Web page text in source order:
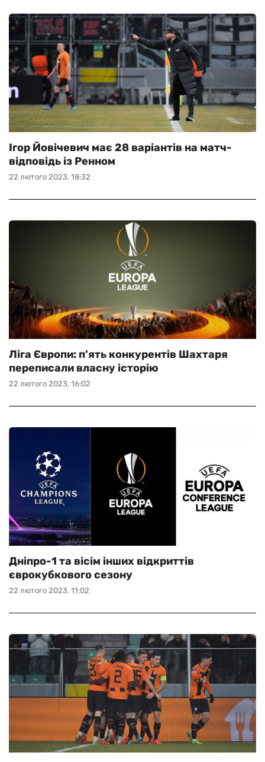
22 лютого 2023, 18:32
Ігор Йовічевич має 28 варіантів на матч-
відповідь із Ренном
22 лютого 2023, 16:02
Ліга Європи: п’ять конкурентів Шахтаря
переписали власну історію
22 лютого 2023, 11:02
Дніпро-1 та вісім інших відкриттів
єврокубкового сезону